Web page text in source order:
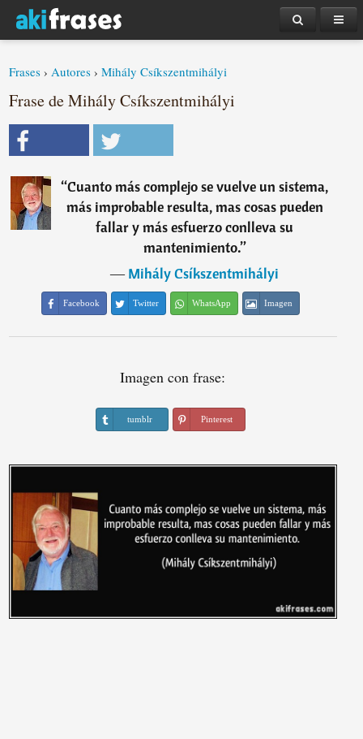
Frases ›Autores ›Mihály Csíkszentmihályi
Frase de Mihály Csíkszentmihályi
“Cuanto más complejo se vuelve un sistema,
más improbable resulta, mas cosas pueden
fallar y más esfuerzo conlleva su
mantenimiento.”
―Mihály Csíkszentmihályi
Facebook Twitter WhatsApp Imagen
Imagen con frase:
tumblr Pinterest